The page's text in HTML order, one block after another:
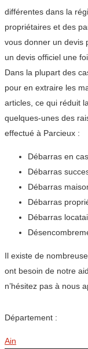
différentes dans la
propriétaires et des
vous donner un devis
un devis officiel une
Dans la plupart des
pour en extraire les
articles, ce qui réduit
quelques-unes des
effectué à Parcieux :
Débarras en
Débarras
Débarras
Débarras
Débarras
Il existe de
ont besoin de notre
n’hésitez pas à nous
Département :
Ain